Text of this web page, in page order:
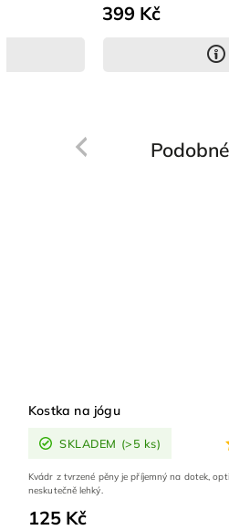
399 Kč
Previous
Kostka na jógu
SKLADEM (>5 ks)
125 Kč
Kvádr z tvrzené pěny je příjemný na dotek,
neskutečně lehký.